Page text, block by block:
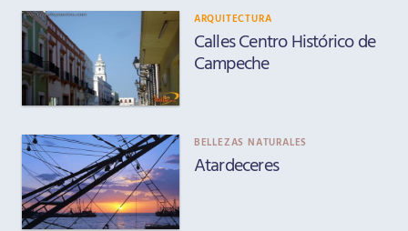
ARQUITECTURA
Calles Centro Histórico de
Campeche
BELLEZAS NATURALES
Atardeceres